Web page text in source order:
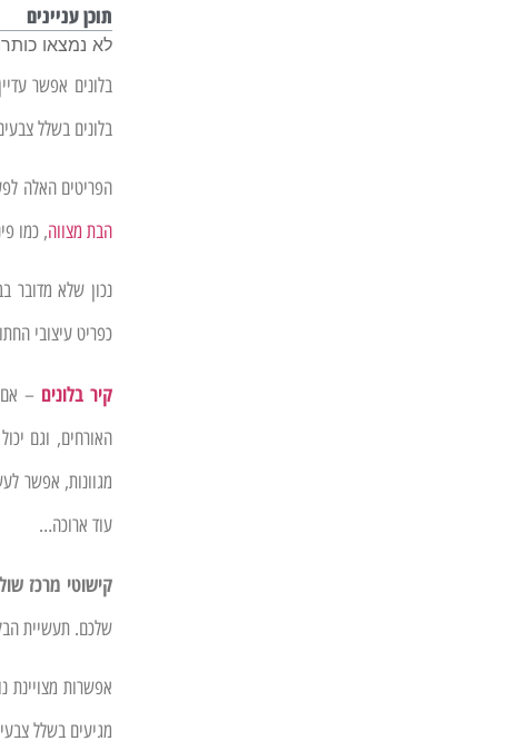
תוכן עניינים
לא נמצאו
בלונים אפשר
בלונים בשלל
הפריטים האלה
הבת מצווה, כמו
נכון שלא מדובר
כפריט עיצובי
קיר בלונים – אם
האורחים, וגם
מגוונות, אפשר
עוד ארוכה…
קישוטי מרכז
שלכם. תעשיית
אפשרות מצויינת
מגיעים בשלל